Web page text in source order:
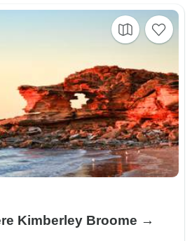
Kimberley Broome →